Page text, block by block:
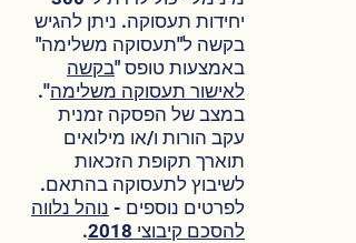
יחידות תעסוקה. ניתן להגיש
בקשה ל"תעסוקה משלימה"
באמצעות טופס "בקשה
לאישור תעסוקה משלימה''.
במצב של הפסקה זמנית
עקב הורות ו/או מילואים
תוארך תקופת הזכאות
לשיבוץ לתעסוקה בהתאם.
לפרטים נוספים - נוהל נלווה
להסכם קיבוצי 2018
.